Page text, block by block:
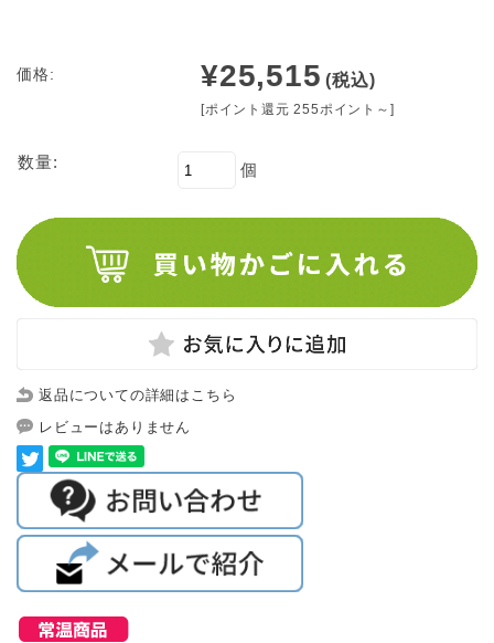
価格: ¥25,515 (税込)
[ポイント還元 255ポイント～]
数量: 個
返品についての詳細はこちら
レビューはありません